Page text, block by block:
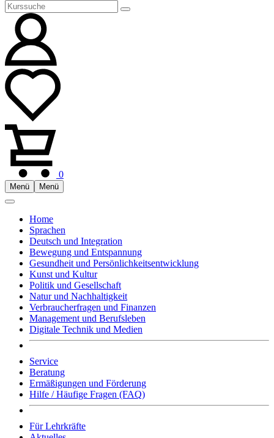
0
Menü Menü
Home
Sprachen
Deutsch und Integration
Bewegung und Entspannung
Gesundheit und Persönlichkeitsentwicklung
Kunst und Kultur
Politik und Gesellschaft
Natur und Nachhaltigkeit
Verbraucherfragen und Finanzen
Management und Berufsleben
Digitale Technik und Medien
Service
Beratung
Ermäßigungen und Förderung
Hilfe / Häufige Fragen (FAQ)
Für Lehrkräfte